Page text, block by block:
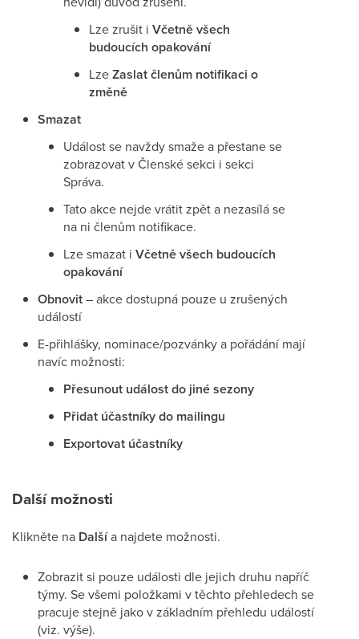
Lze zrušit i Včetně všech
budoucích opakování
LzeZaslat členům notifikaci o
změně
Smazat
Událost se navždy smaže a přestane se
zobrazovat v Členské sekci i sekci
Správa.
Tato akce nejde vrátit zpět a nezasílá se
na ni členům notifikace.
Lze smazat i Včetně všech budoucích
opakování
Obnovit– akce dostupná pouze u zrušených
událostí
E-přihlášky, nominace/pozvánky a pořádání mají
navíc možnosti:
Přesunout událost do jiné sezony
Přidat účastníky do mailingu
Exportovat účastníky
Další možnosti
Klikněte na Dalšía najdete možnosti.
Zobrazit si pouze události dle jejich druhu napříč
týmy. Se všemi položkami v těchto přehledech se
pracuje stejně jako v základním přehledu událostí
(viz. výše).